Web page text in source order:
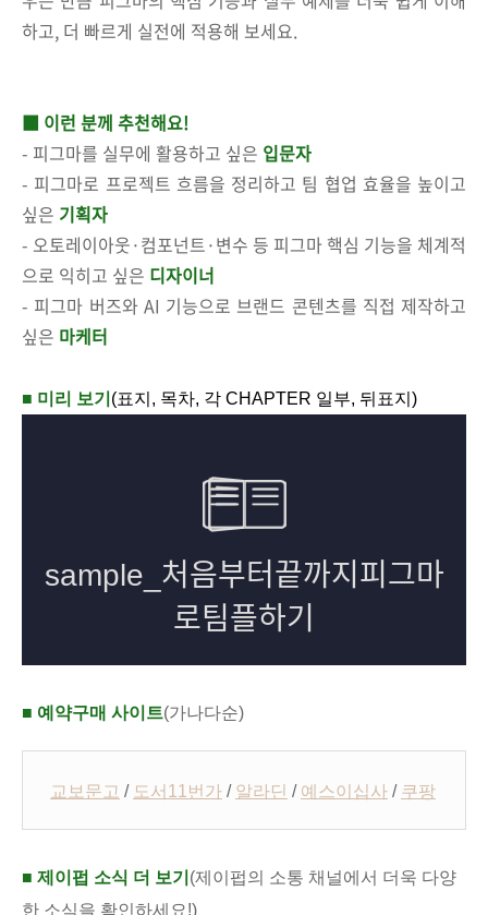
하고, 더 빠르게 실전에 적용해 보세요.
■ 이런 분께 추천해요!
- 피그마를 실무에 활용하고 싶은 입문자
- 피그마로 프로젝트 흐름을 정리하고 팀 협업 효율을 높이고
싶은 기획자
- 오토레이아웃·컴포넌트·변수 등 피그마 핵심 기능을 체계적
으로 익히고 싶은 디자이너
- 피그마 버즈와 AI 기능으로 브랜드 콘텐츠를 직접 제작하고
싶은 마케터
■ 미리 보기 (표지, 목차, 각 CHAPTER 일부, 뒤표지)
■ 예약구매 사이트(가나다순)
교보문고 / 도서11번가 / 알라딘 / 예스이십사 / 쿠팡
■ 제이펍 소식 더 보기 (제이펍의 소통 채널에서 더욱 다양
한 소식을 확인하세요!)